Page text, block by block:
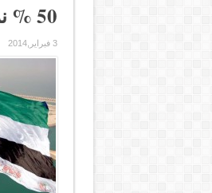
50 % نموا متوقعا لسياحة الإمارات إلى مصر في2014
3 فبراير,2014